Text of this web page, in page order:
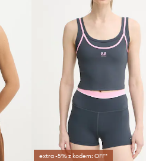
extra -5% z kodem: OFF*